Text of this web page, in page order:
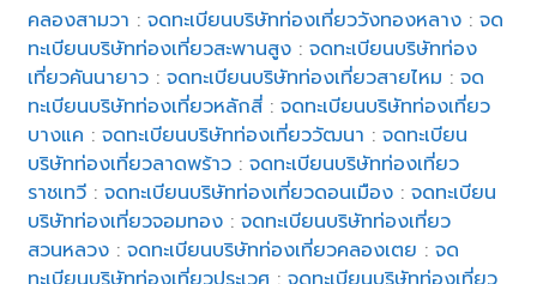
คลองสามวา :จดทะเบียนบริษัทท่องเที่ยววังทองหลาง :จด
ทะเบียนบริษัทท่องเที่ยวสะพานสูง :จดทะเบียนบริษัทท่อง
เที่ยวคันนายาว :จดทะเบียนบริษัทท่องเที่ยวสายไหม :จด
ทะเบียนบริษัทท่องเที่ยวหลักสี่ :จดทะเบียนบริษัทท่องเที่ยว
บางแค :จดทะเบียนบริษัทท่องเที่ยววัฒนา :จดทะเบียน
บริษัทท่องเที่ยวลาดพร้าว :จดทะเบียนบริษัทท่องเที่ยว
ราชเทวี :จดทะเบียนบริษัทท่องเที่ยวดอนเมือง :จดทะเบียน
บริษัทท่องเที่ยวจอมทอง :จดทะเบียนบริษัทท่องเที่ยว
สวนหลวง :จดทะเบียนบริษัทท่องเที่ยวคลองเตย :จด